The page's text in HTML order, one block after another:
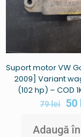
Suport motor VW
2009] Variant
(102 hp) – COD
79lei 50
Adaugă